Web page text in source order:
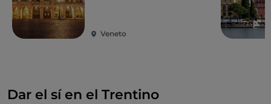
Veneto
Dar el sí en el Trentino